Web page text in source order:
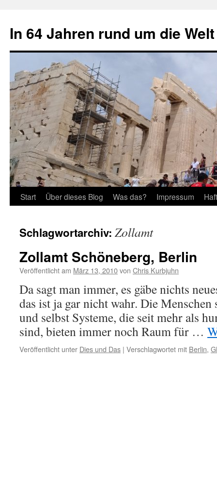
springen
In 64 Jahren rund um die Welt
Start Über dieses Blog Was das? Impressum
Schlagwortarchiv: Zollamt
Zollamt Schöneberg, Berlin
Veröffentlicht am März 13, 2010von Chris Kurbjuhn
Da sagt man immer, es gäbe nichts
das ist ja gar nicht wahr. Die
und selbst Systeme, die seit mehr als
sind, bieten immer noch Raum für …
Veröffentlicht unter Dies und Das | Verschlagwortet mit Berlin,